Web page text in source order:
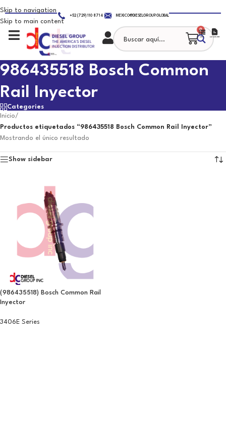
Skip to navigation
Skip to main content
+52 (729) 110 8714 MEXICO@DIESELGROUP.GLOBAL
0
986435518 Bosch Common
Rail Inyector
Categories
Inicio/
Productos etiquetados “986435518 Bosch Common Rail Inyector”
Mostrando el único resultado
Show sidebar
(986435518) Bosch Common Rail
Inyector
3406E Series